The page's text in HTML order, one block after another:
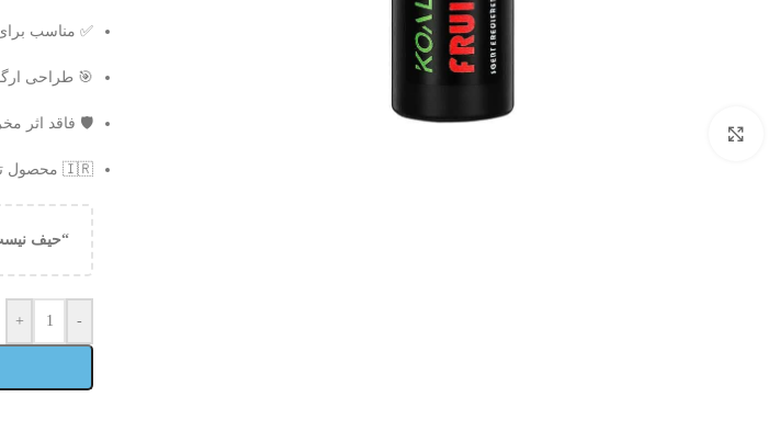
✅ مناسب
🎯 طراحی
🛡️ فاقد اثر
🇮🇷 محصول تولید ایران با استانداردهای جهانی
“حیف
-
+